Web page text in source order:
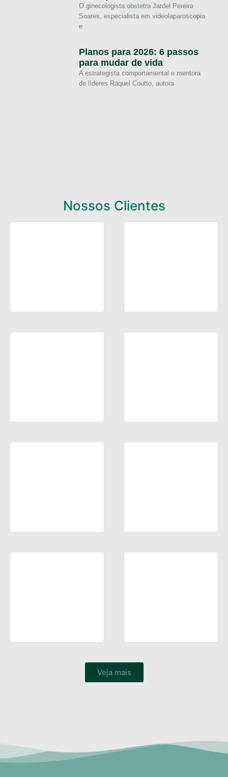
O ginecologista obstetra Jardel Pereira
Soares, especialista em videolaparoscopia
e
Planos para 2026: 6 passos
para mudar de vida
A estrategista comportamental e mentora
de líderes Raquel Coutto, autora
Nossos Clientes
Veja mais